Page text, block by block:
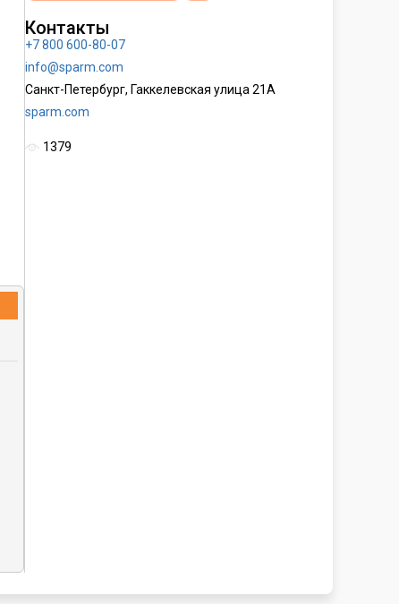
Контакты
+7 800 600-80-07
info@sparm.com
Санкт-Петербург, Гаккелевская улица 21А
sparm.com
1379